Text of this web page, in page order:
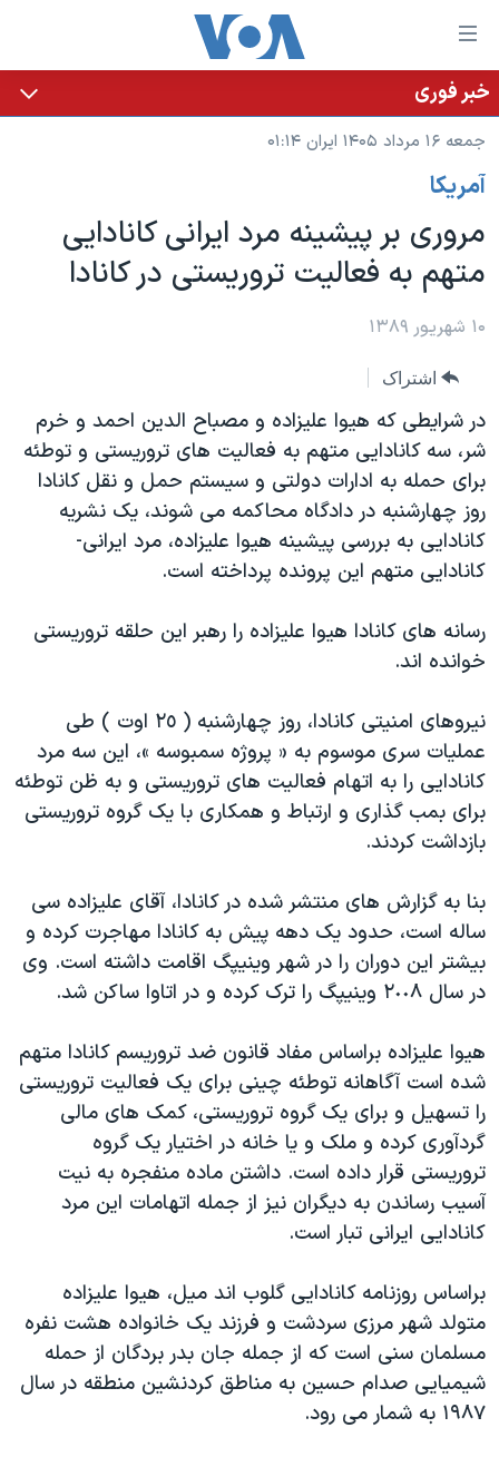
لینکهای
قابل
دسترسی
جهش
محتوای
اصلی
جهش
به
صفحه
جهش
جستجو
خانه
نسخه سبک وب‌سایت
موضوع ها
ایران
آمریکا
جهان
ویژه برنامه‌ها
ویدیوها
فرهنگ و زندگی
حقوق شهروندی
علم و فناوری
گالری عکس
آرشیو پخش زنده
برنامه های تلویزیونی
جدول برنامه ها
صفحه‌های ویژه
بایگانی برنامه‌های تلویزیونی
مستندها
انتخابات ریاست جمهوری آمریکا ۲۰۲۴
رمز مهسا
اعتراضات زن، زندگی، آزادی
مجموعه مستندهای دادخواهی
تریبونال مردمی آبان ۹۸
دادگاه حمید نوری
قانون شفافیت دارائی کادر رهبری ایران
اعتراضات مردمی آبان ۹۸
اسرائیل در جنگ
نرگس محمدی برنده جایزه نوبل صلح
همایش محافظه‌کاران آمریکا «سی‌پک»
صفحه‌های ویژه
سفر پرزیدنت ترامپ به چین
یادگیری زبان انگلیسی
دنبال کنید
زبانهای مختلف
خبر فوری
جمعه ۱۶ مرداد ۱۴۰۵ ایران ۰۱:۱۴
آمريکا
مروری بر پیشینه مرد ایرانی کانادایی
متهم به فعالیت تروریستی در کانادا
۱۰ شهریور ۱۳۸۹
اشتراک
در شرایطی که هیوا علیزاده و مصباح الدین احمد و خرم
شر، سه کانادایی متهم به فعالیت های تروریستی و توطئه
برای حمله به ادارات دولتی و سیستم حمل و نقل کانادا
روز چهارشنبه در دادگاه محاکمه می شوند، يک نشریه
کانادایی به بررسی پیشینه هیوا علیزاده، مرد ایرانی-
کانادایی متهم این پرونده پرداخته است.
رسانه های کانادا هیوا علیزاده را رهبر این حلقه تروریستی
خوانده اند.
نیروهای امنیتی کانادا، روز چهارشنبه ( ٢٥ اوت ) طی
عملیات سری موسوم به « پروژه سمبوسه »، این سه مرد
کانادایی را به اتهام فعالیت های تروریستی و به ظن توطئه
برای بمب گذاری و ارتباط و همکاری با یک گروه تروریستی
بازداشت کردند.
بنا به گزارش های منتشر شده در کانادا، آقای علیزاده سی
ساله است، حدود یک دهه پیش به کانادا مهاجرت کرده و
بیشتر این دوران را در شهر وینیپگ اقامت داشته است. وی
در سال ٢٠٠٨ وینیپگ را ترک کرده و در اتاوا ساکن شد.
هیوا علیزاده براساس مفاد قانون ضد تروریسم کانادا متهم
شده است آگاهانه توطئه چینی برای یک فعالیت تروریستی
را تسهیل و برای یک گروه تروریستی، کمک های مالی
گردآوری کرده و ملک و یا خانه در اختیار یک گروه
تروریستی قرار داده است. داشتن ماده منفجره به نیت
آسیب رساندن به دیگران نیز از جمله اتهامات این مرد
کانادایی ایرانی تبار است.
براساس روزنامه کانادایی گلوب اند میل، هیوا علیزاده
متولد شهر مرزی سردشت و فرزند یک خانواده هشت نفره
مسلمان سنی است که از جمله جان بدر بردگان از حمله
شیمیایی صدام حسین به مناطق کردنشین منطقه در سال
١٩٨٧ به شمار می رود.